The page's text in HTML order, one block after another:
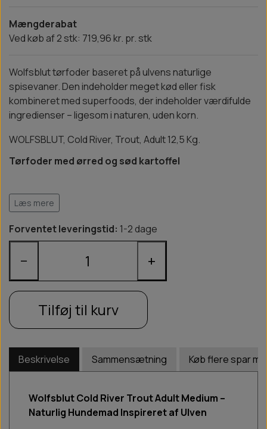
Mængderabat
Ved køb af 2 stk: 719,96 kr. pr. stk
Wolfsblut tørfoder baseret på ulvens naturlige
spisevaner. Den indeholder meget kød eller fisk
kombineret med superfoods, der indeholder værdifulde
ingredienser – ligesom i naturen, uden korn.
WOLFSBLUT, Cold River, Trout, Adult 12,5 Kg.
Tørfoder med ørred og sød kartoffel
Læs mere
Forventet leveringstid: 1-2 dage
− +
Tilføj til kurv
Beskrivelse Sammensætning Køb flere spar
Wolfsblut Cold River Trout Adult Medium –
Naturlig Hundemad Inspireret af Ulven